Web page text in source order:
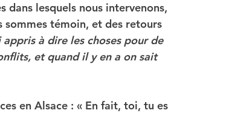
dans lesquels nous intervenons,
sommes témoin, et des retours
appris à dire les choses pour de
et quand il y en a on sait
en Alsace : « En fait, toi, tu es